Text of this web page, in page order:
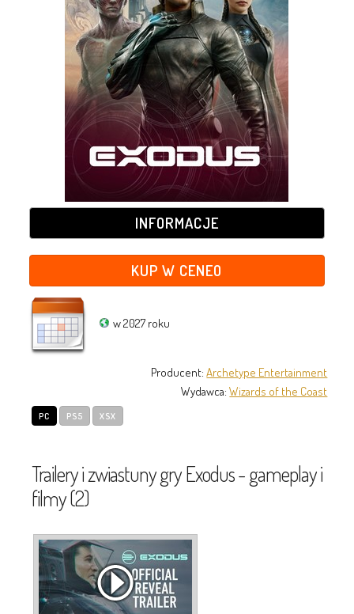
INFORMACJE
KUP W CENEO
w 2027 roku
Producent:Archetype Entertainment
Wydawca:Wizards of the Coast
PC PS5 XSX
Trailery i zwiastuny gry Exodus - gameplay i
filmy (2)